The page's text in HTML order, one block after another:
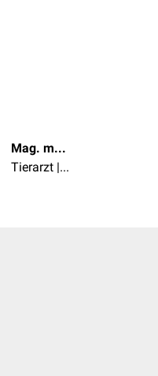
Mag. med. vet. Patrick Messner
Tierarzt | Tierärztin